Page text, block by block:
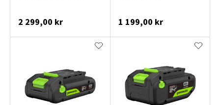
2 299,00 kr 1 199,00 kr